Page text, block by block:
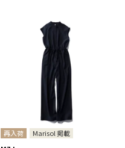
再入荷
Marisol 掲載